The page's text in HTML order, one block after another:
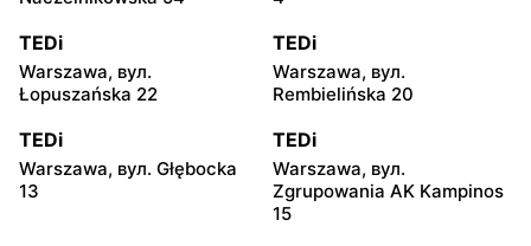
TEDi
Warszawa, вул.
Łopuszańska 22
TEDi
Warszawa, вул.
Rembielińska 20
TEDi
Warszawa, вул. Głębocka
13
TEDi
Warszawa, вул.
Zgrupowania AK Kampinos
15